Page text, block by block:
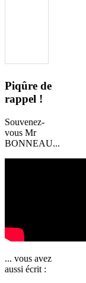
Piqûre de
rappel !
Souvenez-
vous Mr
BONNEAU...
... vous avez
aussi écrit :